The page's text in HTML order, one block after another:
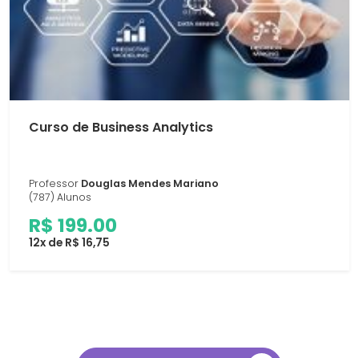
Curso de Business Analytics
Professor Douglas Mendes Mariano
(787) Alunos
R$ 199.00
12x de R$ 16,75